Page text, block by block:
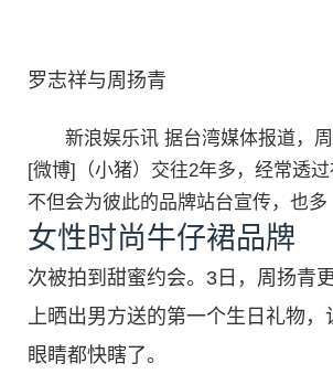
罗志祥与周扬青
新浪娱乐讯 据台湾媒体报道，周
[微博]（小猪）交往2年多，经常透过
不但会为彼此的品牌站台宣传，也多
女性时尚牛仔裙品牌
次被拍到甜蜜约会。3日，周扬青
上晒出男方送的第一个生日礼物，
眼睛都快瞎了。